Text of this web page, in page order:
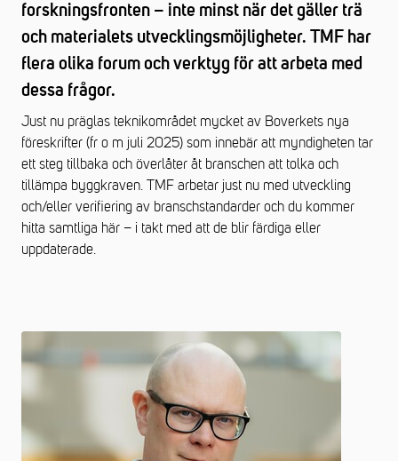
forskningsfronten – inte minst när det gäller trä
och materialets utvecklingsmöjligheter. TMF har
flera olika forum och verktyg för att arbeta med
dessa frågor.
Just nu präglas teknikområdet mycket av Boverkets nya
föreskrifter (fr o m juli 2025) som innebär att myndigheten tar
ett steg tillbaka och överlåter åt branschen att tolka och
tillämpa byggkraven. TMF arbetar just nu med utveckling
och/eller verifiering av branschstandarder och du kommer
hitta samtliga här – i takt med att de blir färdiga eller
uppdaterade.